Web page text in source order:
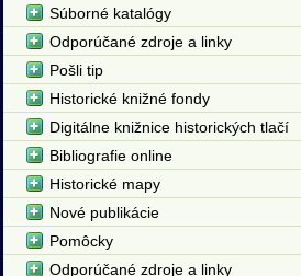
Súborné katalógy
Odporúčané zdroje a linky
Pošli tip
Historické knižné fondy
Digitálne knižnice historických tlačí
Bibliografie online
Historické mapy
Nové publikácie
Pomôcky
Odporúčané zdroje a linky